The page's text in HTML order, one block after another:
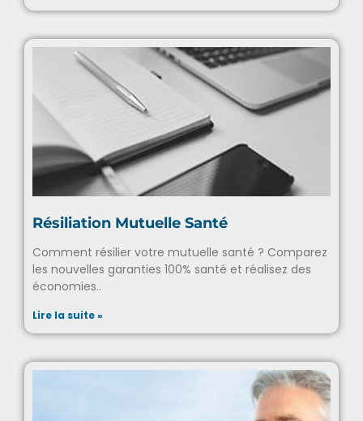
Résiliation Mutuelle Santé
Comment résilier votre mutuelle santé ? Comparez
économies..